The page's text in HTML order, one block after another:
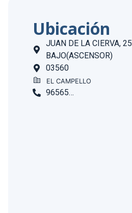
Ubicación
JUAN DE LA CIERVA, 25
BAJO(ASCENSOR)
03560
EL CAMPELLO
965650391